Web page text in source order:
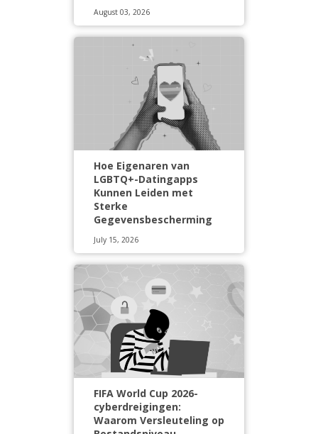
August 03, 2026
Hoe Eigenaren van
LGBTQ+-Datingapps
Kunnen Leiden met
Sterke
Gegevensbescherming
July 15, 2026
FIFA World Cup 2026-
cyberdreigingen:
Waarom Versleuteling op